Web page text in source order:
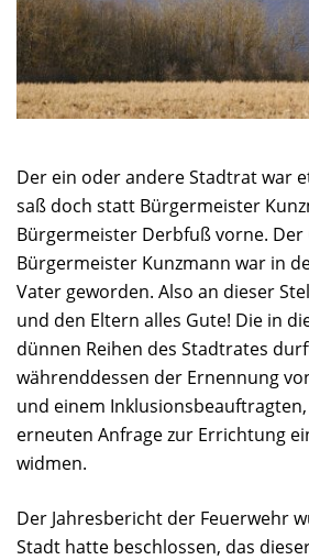
Der ein oder andere Stadtrat war
saß doch statt Bürgermeister
Bürgermeister Derbfuß vorne. Der
Bürgermeister Kunzmann war in
Vater geworden. Also an dieser
und den Eltern alles Gute! Die in
dünnen Reihen des Stadtrates
währenddessen der Ernennung
und einem
erneuten Anfrage zur Errichtung
widmen.
Der Jahresbericht der Feuerwehr
Stadt hatte beschlossen, das